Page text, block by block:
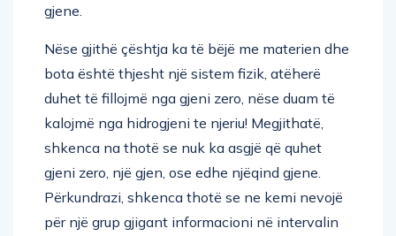
gjene.
Nëse gjithë çështja ka të bëjë me materien dhe
bota është thjesht një sistem fizik, atëherë
duhet të fillojmë nga gjeni zero, nëse duam të
kalojmë nga hidrogjeni te njeriu! Megjithatë,
shkenca na thotë se nuk ka asgjë që quhet
gjeni zero, një gjen, ose edhe njëqind gjene.
Përkundrazi, shkenca thotë se ne kemi nevojë
për një grup gjigant informacioni në intervalin